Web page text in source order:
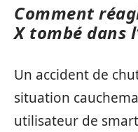
Comment
X tombé dans
Un accident de
situation
utilisateur de